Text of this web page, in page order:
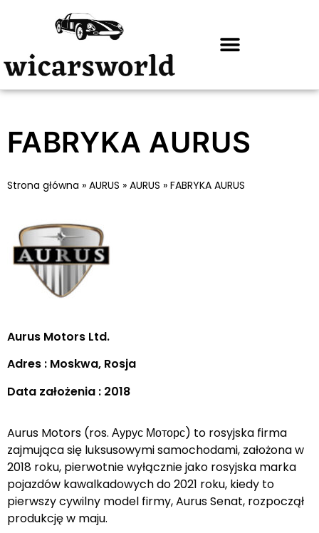
FABRYKA AURUS
Strona główna » AURUS » AURUS » FABRYKA AURUS
Aurus Motors Ltd.
Adres : Moskwa, Rosja
Data założenia : 2018
Aurus Motors (ros. Аурус Моторс) to rosyjska firma
zajmująca się luksusowymi samochodami, założona w
2018 roku, pierwotnie wyłącznie jako rosyjska marka
pojazdów kawalkadowych do 2021 roku, kiedy to
pierwszy cywilny model firmy, Aurus Senat, rozpoczął
produkcję w maju.